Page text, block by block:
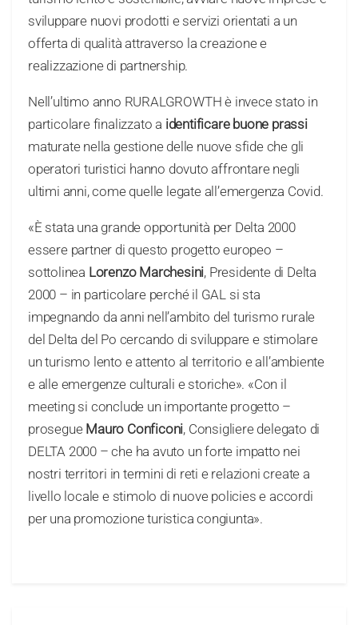
sviluppare nuovi prodotti e servizi orientati a un
offerta di qualità attraverso la creazione e
realizzazione di partnership.
Nell’ultimo anno RURALGROWTH è invece stato in
particolare finalizzato a identificare buone prassi
maturate nella gestione delle nuove sfide che gli
operatori turistici hanno dovuto affrontare negli
ultimi anni, come quelle legate all’emergenza Covid.
«È stata una grande opportunità per Delta 2000
essere partner di questo progetto europeo –
sottolinea Lorenzo Marchesini, Presidente di Delta
2000 – in particolare perché il GAL si sta
impegnando da anni nell’ambito del turismo rurale
del Delta del Po cercando di sviluppare e stimolare
un turismo lento e attento al territorio e all’ambiente
e alle emergenze culturali e storiche». «Con il
meeting si conclude un importante progetto –
prosegue Mauro Conficoni, Consigliere delegato di
DELTA 2000 – che ha avuto un forte impatto nei
nostri territori in termini di reti e relazioni create a
livello locale e stimolo di nuove policies e accordi
per una promozione turistica congiunta».